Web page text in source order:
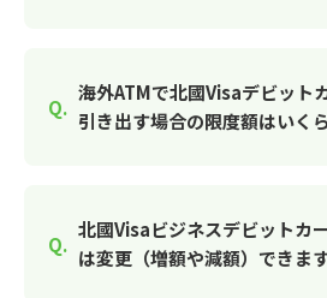
海外ATMで北國Visaデビット
引き出す場合の限度額はいく
北國Visaビジネスデビットカ
は変更（増額や減額）できま